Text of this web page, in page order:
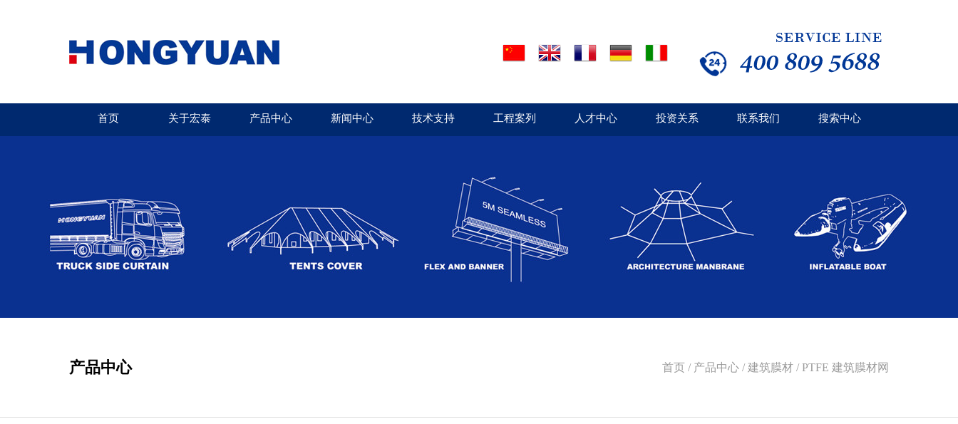
首页 关于宏泰 产品中心 新闻中心 技术支持 工程案列 人才中心 投资关系 联系我们 搜索中心
产品中心 首页 / 产品中心 / 建筑膜材 / PTFE 建筑膜材网